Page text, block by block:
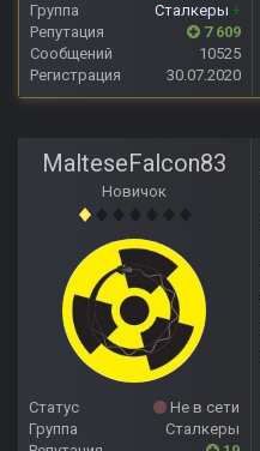
Группа
Сталкеры +
Репутация
7 609
Сообщений
10525
Регистрация
30.07.2020
MalteseFalcon83
Новичок
Статус
Не в сети
Группа
Сталкеры